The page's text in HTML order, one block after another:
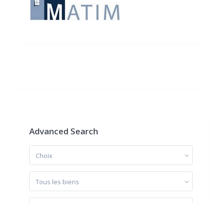
Advanced Search
Choix
Tous les biens